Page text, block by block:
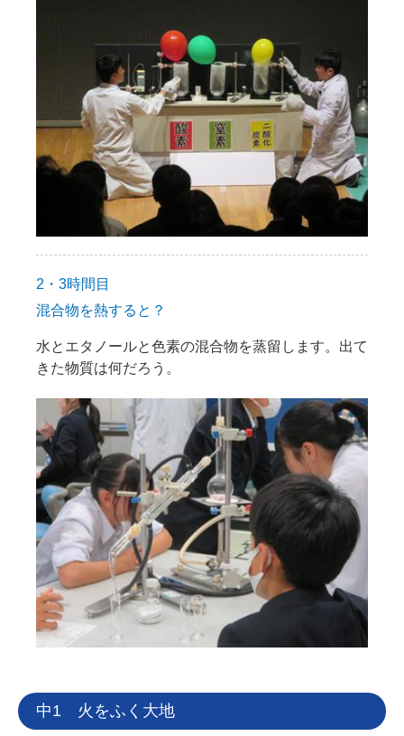
2・3時間目
混合物を熱すると？
水とエタノールと色素の混合物を蒸留します。出て
きた物質は何だろう。
中1 火をふく大地